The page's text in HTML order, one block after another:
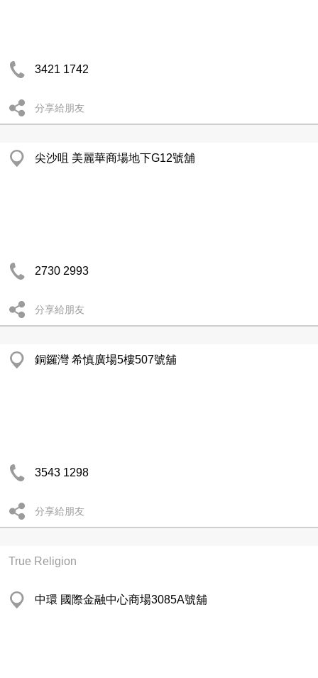
3421 1742
分享給朋友
尖沙咀 美麗華商場地下G12號舖
2730 2993
分享給朋友
銅鑼灣 希慎廣場5樓507號舖
3543 1298
分享給朋友
True Religion
中環 國際金融中心商場3085A號舖